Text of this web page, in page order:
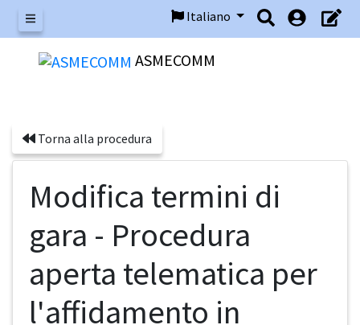
Menu
Italiano
ASMECOMM
Torna alla procedura
Modifica termini di
gara - Procedura
aperta telematica per
l'affidamento in